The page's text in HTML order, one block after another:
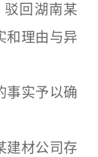
回湖南某
和理由与异
实予以确
材公司存